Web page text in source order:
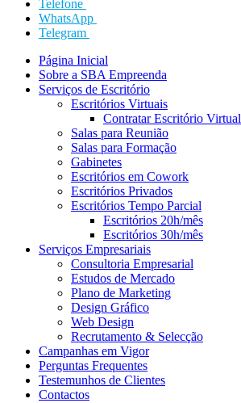
Telefone
WhatsApp
Telegram
Página Inicial
Sobre a SBA Empreenda
Serviços de Escritório
Escritórios Virtuais
Contratar Escritório Virtual
Salas para Reunião
Salas para Formação
Gabinetes
Escritórios em Cowork
Escritórios Privados
Escritórios Tempo Parcial
Escritórios 20h/mês
Escritórios 30h/mês
Serviços Empresariais
Consultoria Empresarial
Estudos de Mercado
Plano de Marketing
Design Gráfico
Web Design
Recrutamento & Selecção
Campanhas em Vigor
Perguntas Frequentes
Testemunhos de Clientes
Contactos